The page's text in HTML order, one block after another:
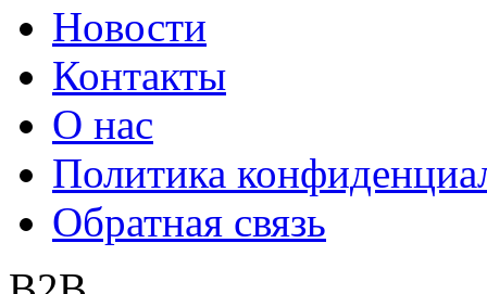
Новости
Контакты
О нас
Политика
Обратная связь